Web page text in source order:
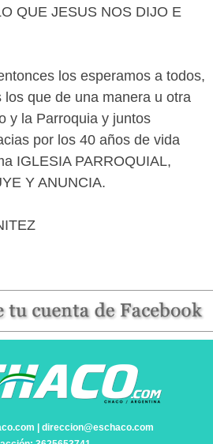
QUE JESUS NOS DIJO E
los esperamos a todos,
los que de una manera u otra
y la Parroquia y juntos
por los 40 años de vida
IGLESIA PARROQUIAL,
Y ANUNCIA.
| direccion@eschaco.com